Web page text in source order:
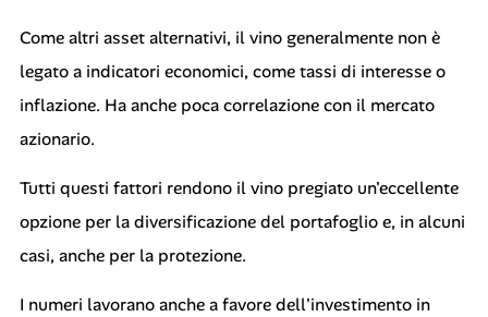
Come altri asset alternativi, il vino generalmente non è
legato a indicatori economici, come tassi di interesse o
inflazione. Ha anche poca correlazione con il mercato
azionario.
Tutti questi fattori rendono il vino pregiato un'eccellente
opzione per la diversificazione del portafoglio e, in alcuni
casi, anche per la protezione.
I numeri lavorano anche a favore dell'investimento in